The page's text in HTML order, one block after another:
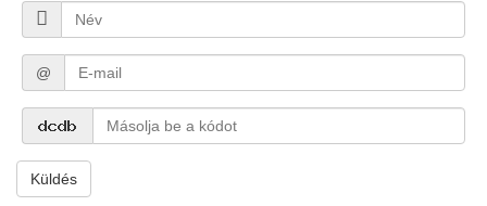
@
Küldés